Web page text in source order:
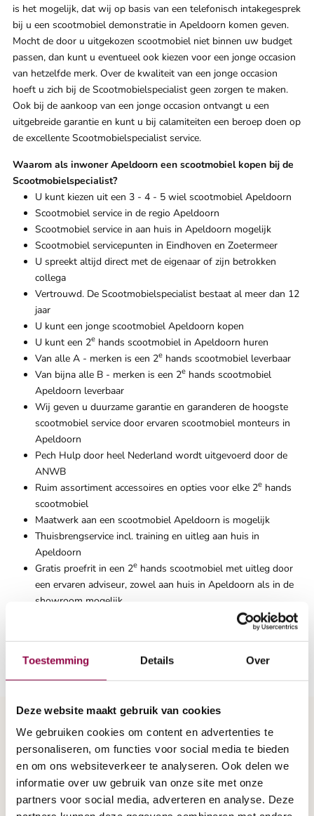
Toestemming Details Over
Deze website maakt gebruik van cookies
We gebruiken cookies om content en advertenties te
personaliseren, om functies voor social media te bieden
en om ons websiteverkeer te analyseren. Ook delen we
informatie over uw gebruik van onze site met onze
partners voor social media, adverteren en analyse. Deze
is het mogelijk, dat wij op basis van een telefonisch intakegesprek
bij u een scootmobiel demonstratie in Apeldoorn komen geven.
Mocht de door u uitgekozen scootmobiel niet binnen uw budget
passen, dan kunt u eventueel ook kiezen voor een jonge occasion
van hetzelfde merk. Over de kwaliteit van een jonge occasion
hoeft u zich bij de Scootmobielspecialist geen zorgen te maken.
Ook bij de aankoop van een jonge occasion ontvangt u een
uitgebreide garantie en kunt u bij calamiteiten een beroep doen op
de excellente Scootmobielspecialist service.
Waarom als inwoner Apeldoorn een scootmobiel kopen bij de
Scootmobielspecialist?
U kunt kiezen uit een 3 - 4 - 5 wiel scootmobiel Apeldoorn
Scootmobiel service in de regio Apeldoorn
Scootmobiel service in aan huis in Apeldoorn mogelijk
Scootmobiel servicepunten in Eindhoven en Zoetermeer
U spreekt altijd direct met de eigenaar of zijn betrokken
collega
Vertrouwd. De Scootmobielspecialist bestaat al meer dan 12
jaar
U kunt een jonge scootmobiel Apeldoorn kopen
U kunt een 2ehands scootmobiel in Apeldoorn huren
Van alle A - merken is een 2ehands scootmobiel leverbaar
Van bijna alle B - merken is een 2ehands scootmobiel
Apeldoorn leverbaar
Wij geven u duurzame garantie en garanderen de hoogste
scootmobiel service door ervaren scootmobiel monteurs in
Apeldoorn
Pech Hulp door heel Nederland wordt uitgevoerd door de
ANWB
Ruim assortiment accessoires en opties voor elke 2ehands
scootmobiel
Maatwerk aan een scootmobiel Apeldoorn is mogelijk
Thuisbrengservice incl. training en uitleg aan huis in
Apeldoorn
Gratis proefrit in een 2ehands scootmobiel met uitleg door
een ervaren adviseur, zowel aan huis in Apeldoorn als in de
showroom mogelijk
Voor meer informatie, een afspraak voor onze Scootmobiel
Apeldoorn Afhaalservice of een gratis brochure voor een
scootmobiel in Apeldoorn kunt u bellen met
0800 19 18
brochure aanvragen